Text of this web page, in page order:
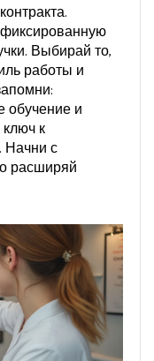
Выбирай то,
работы и
обучение и
к
Начни с
расширяй